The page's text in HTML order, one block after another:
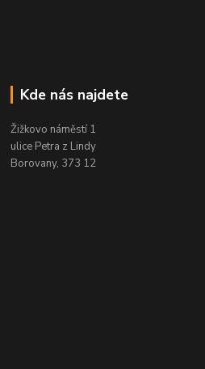
Kde nás najdete
Žižkovo náměstí 1
ulice Petra z Lindy
Borovany, 373 12